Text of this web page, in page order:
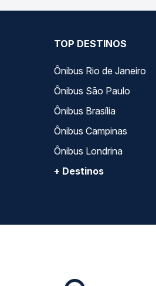
TOP DESTINOS
Ônibus Rio de Janeiro
Ônibus São Paulo
Ônibus Brasília
Ônibus Campinas
Ônibus Londrina
+ Destinos